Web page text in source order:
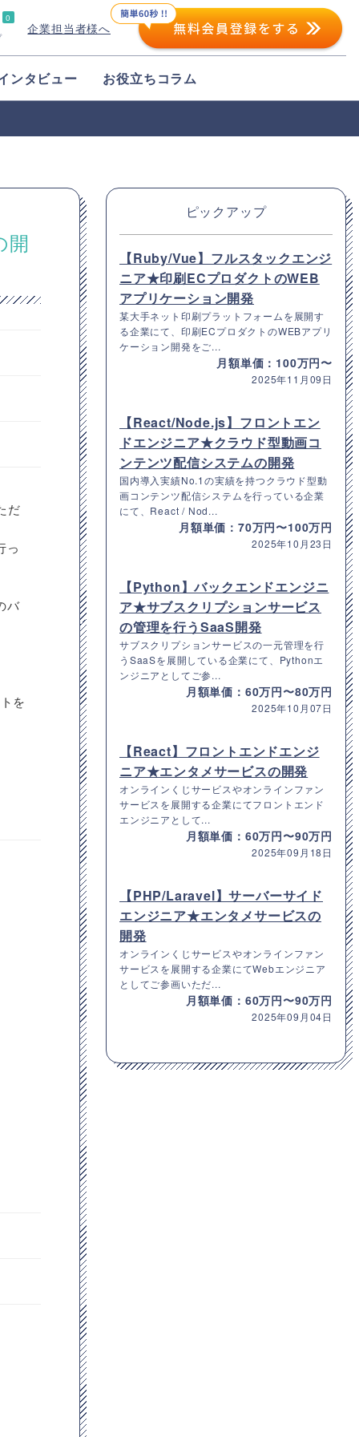
0
企業担当者様へ
ンタビュー お役立ちコラム
開
だ
っ
バ
を
ピックアップ
【Ruby/Vue】フルスタックエンジ
ニア★印刷ECプロダクトのWEB
アプリケーション開発
某大手ネット印刷プラットフォームを展開す
る企業にて、印刷ECプロダクトのWEBアプリ
ケーション開発をご...
月額単価：100万円〜
2025年11月09日
【React/Node.js】フロントエン
ドエンジニア★クラウド型動画コ
ンテンツ配信システムの開発
国内導入実績No.1の実績を持つクラウド型動
画コンテンツ配信システムを行っている企業
にて、React / Nod...
月額単価：70万円〜100万円
2025年10月23日
【Python】バックエンドエンジニ
ア★サブスクリプションサービス
の管理を行うSaaS開発
サブスクリプションサービスの一元管理を行
うSaaSを展開している企業にて、Pythonエ
ンジニアとしてご参...
月額単価：60万円〜80万円
2025年10月07日
【React】フロントエンドエンジ
ニア★エンタメサービスの開発
オンラインくじサービスやオンラインファン
サービスを展開する企業にてフロントエンド
エンジニアとして...
月額単価：60万円〜90万円
2025年09月18日
【PHP/Laravel】サーバーサイド
エンジニア★エンタメサービスの
開発
オンラインくじサービスやオンラインファン
サービスを展開する企業にてWebエンジニア
としてご参画いただ...
月額単価：60万円〜90万円
2025年09月04日